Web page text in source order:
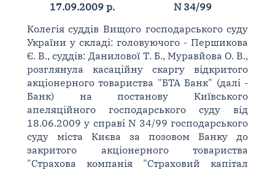
17.09.2009 р.
N 34/99
Колегія суддів Вищого господарського суду
України у складі: головуючого - Першикова
Є. В., суддів: Данилової Т. Б., Муравйова О. В.,
розглянула касаційну скаргу відкритого
акціонерного товариства "БТА Банк" (далі -
Банк) на постанову Київського
апеляційного господарського суду від
18.06.2009 у справі N 34/99 господарського
суду міста Києва за позовом Банку до
закритого акціонерного товариства
"Страхова компанія "Страховий капітал